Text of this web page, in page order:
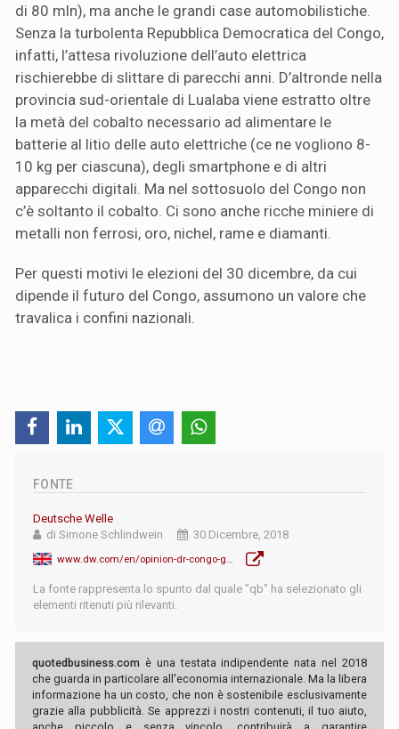
di 80 mln), ma anche le grandi case automobilistiche.
Senza la turbolenta Repubblica Democratica del Congo,
infatti, l’attesa rivoluzione dell’auto elettrica
rischierebbe di slittare di parecchi anni. D’altronde nella
provincia sud-orientale di Lualaba viene estratto oltre
la metà del cobalto necessario ad alimentare le
batterie al litio delle auto elettriche (ce ne vogliono 8-
10 kg per ciascuna), degli smartphone e di altri
apparecchi digitali. Ma nel sottosuolo del Congo non
c’è soltanto il cobalto. Ci sono anche ricche miniere di
metalli non ferrosi, oro, nichel, rame e diamanti.
Per questi motivi le elezioni del 30 dicembre, da cui
dipende il futuro del Congo, assumono un valore che
travalica i confini nazionali.
FONTE
Deutsche Welle
di Simone Schlindwein
30 Dicembre, 2018
La fonte rappresenta lo spunto dal quale "qb" ha selezionato gli
elementi ritenuti più rilevanti.
quotedbusiness.com è una testata indipendente nata nel 2018
che guarda in particolare all'economia internazionale. Ma la libera
informazione ha un costo, che non è sostenibile esclusivamente
grazie alla pubblicità. Se apprezzi i nostri contenuti, il tuo aiuto,